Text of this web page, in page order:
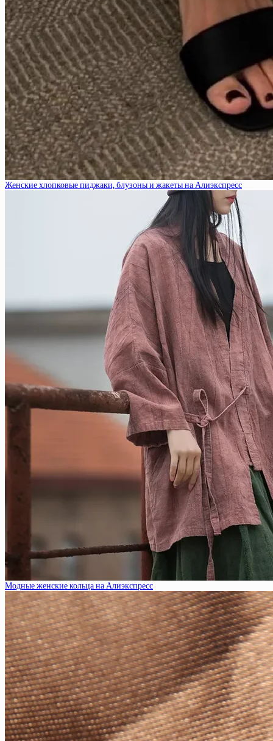
Женские хлопковые пиджаки, блузоны и жакеты на Алиэкспресс
Модные женские кольца на Алиэкспресс